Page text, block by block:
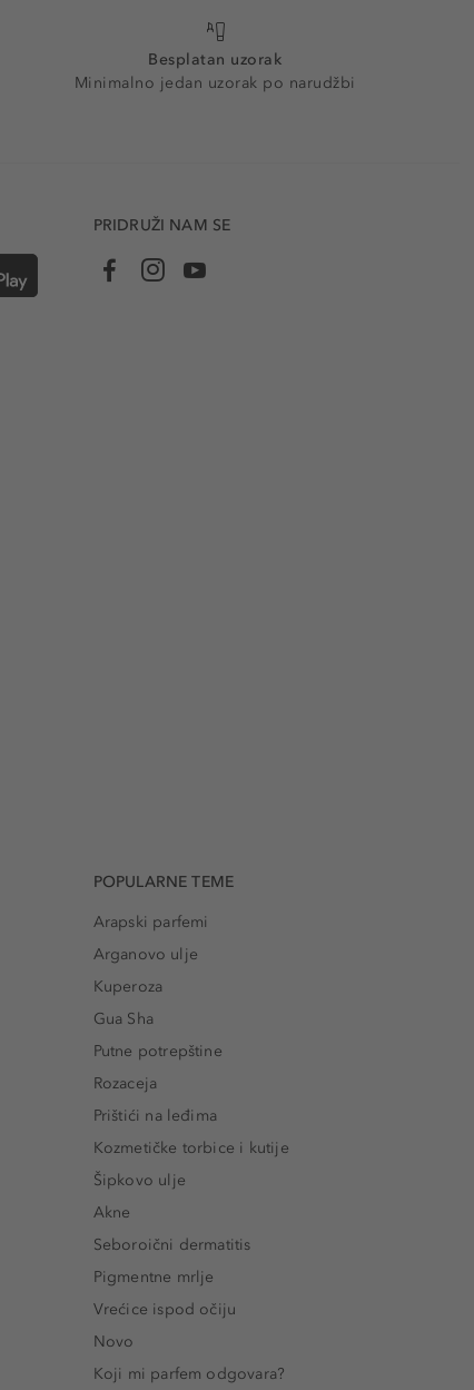
Besplatan uzorak
Minimalno jedan uzorak po narudžbi
PRIDRUŽI NAM SE
POPULARNE TEME
Arapski parfemi
Arganovo ulje
Kuperoza
Gua Sha
Putne potrepštine
Rozaceja
Prištići na leđima
Kozmetičke torbice i kutije
Šipkovo ulje
Akne
Seboroični dermatitis
Pigmentne mrlje
Vrećice ispod očiju
Novo
Koji mi parfem odgovara?